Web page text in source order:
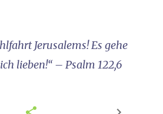
Jerusalems! Es gehe
lieben!“ – Psalm 122,6